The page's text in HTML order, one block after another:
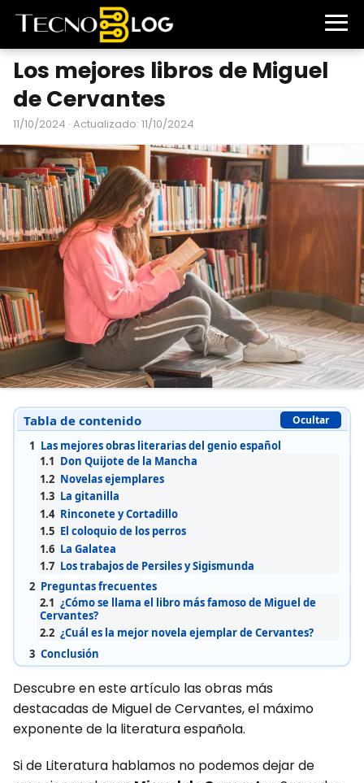
Los mejores libros de Miguel
de Cervantes
11/10/2024 · Actualizado: 11/10/2024
Tabla de contenido Ocultar
1 Las mejores obras literarias del genio español
1.1 Don Quijote de la Mancha
1.2 Novelas ejemplares
1.3 La gitanilla
1.4 Rinconete y Cortadillo
1.5 El coloquio de los perros
1.6 La Galatea
1.7 Los trabajos de Persiles y Sigismunda
2 Preguntas frecuentes
2.1 ¿Cómo se llama el libro más famoso de Miguel de
Cervantes?
2.2 ¿Cuál es la mejor novela ejemplar de Cervantes?
3 Conclusión
Descubre en este artículo las obras más
destacadas de Miguel de Cervantes, el máximo
exponente de la literatura española.
Si de Literatura hablamos no podemos dejar de